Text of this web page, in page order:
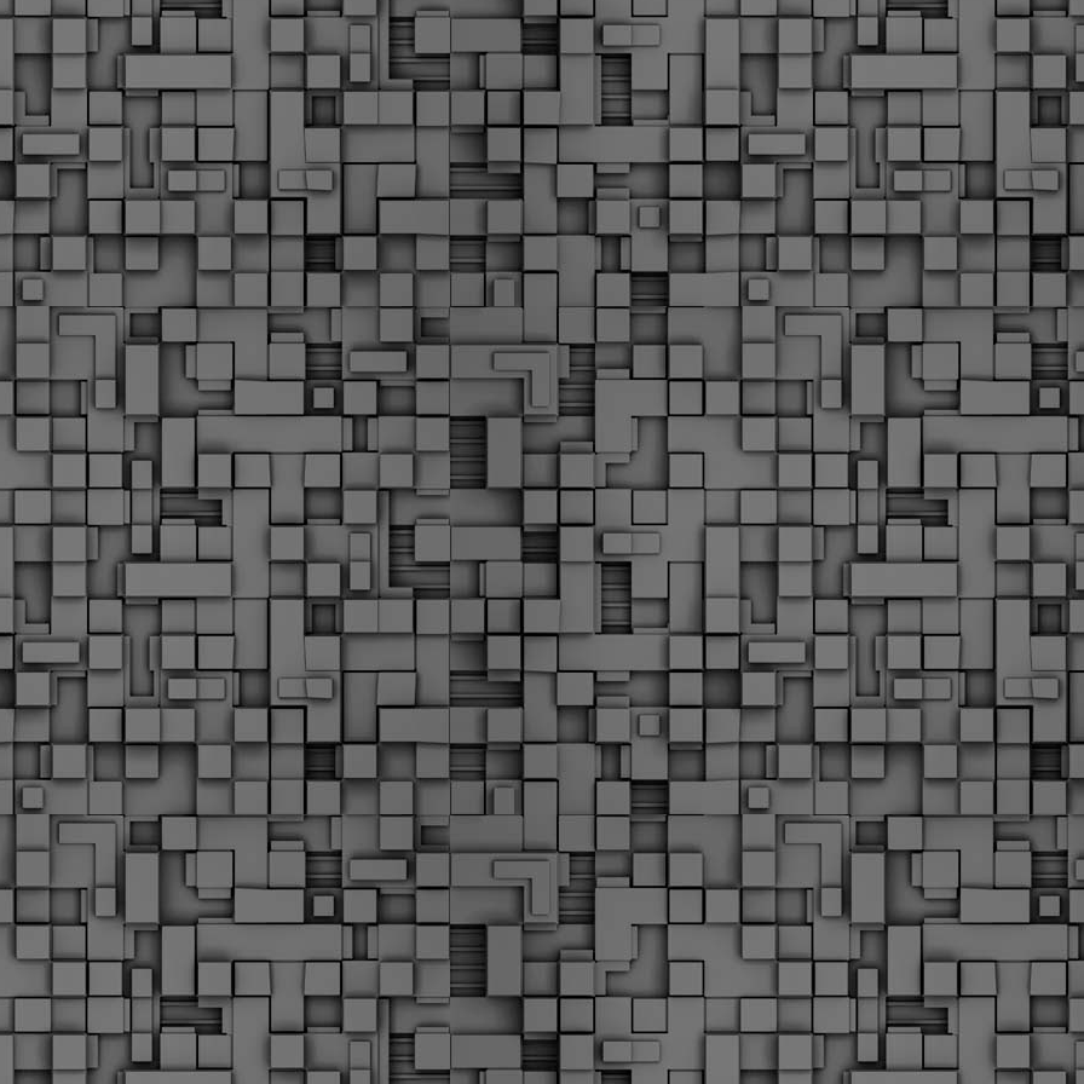
Μεγάλες μέρες ζει ο "οργανισμός" της Δημοτικής Αστυνομίας!
Να θυμίσουμε ότι κανονικές προσλήψεις στην Δημοτική
Αστυνομία έχουν να γίνουν από το 2010. Δεκαέξι ολόκληρα
χρόνια! Και βέβαια, ακόμη και με αυτές τις προσλήψεις, δεν
φτάνουμε ούτε τα 2/3 των Δημοτικών Αστυνομικών που
υπηρετούσαν το 2013 προ της κατάργησης της υπηρεσίας με
απόφαση του σημερινού πρωθυπουργού Κυριάκου Μητσοτάκη. Ας
είναι...
2
Δημοτική Αστυνομία Θεσσαλονίκης: Διμηνιαίος
απολογισμός ελέγχων τήρησης νομοθεσίας
Τον απολογισμό των δράσεων ελέγχου για τα ζώα συντροφιάς
κατά το δίμηνο Ιανουαρίου – Φεβρουαρίου 2026 παρουσιάζει η
Δημοτική Αστυνομία Θεσσαλονίκης, με στόχο την προστασία των
ζώων και την ομαλή συμβίωση στην πόλη.
FEB
18
ΣτΕ: Οριστική απόρριψη της επαναφοράς του 13ου
και 14ου μισθού για τους δημοσίους υπαλλήλους
Με την απόφαση αυτή, το ΣτΕ απορρίπτει οριστικά τις
αξιώσεις των δημοσίων υπαλλήλων για επαναφορά των
δώρων, επικυρώνοντας την τρέχουσα κατάσταση παρά τις
αντιδράσεις της ΑΔΕΔΥ
Το ΣτΕ απέρριψε οριστικά την προσφυγή της ΑΔΕΔΥ και ενός
εκπαιδευτικού για την επαναφορά των δώρων Χριστουγέννων,
Πάσχα και θερινής άδειας (13ος και 14ος μισθός) στους
εργαζόμενους του δημόσιου τομέα, κλείνοντας μια μακρά
διαμάχη δεκαετιών που αφορούσε τις μνημονιακές περικοπές.
Γνωστοποίηση έκδοσης οριστικών αποτελεσμάτων –
Παροχή οδηγιών.
► Δείτε/κατεβάστε την πολυαναμενόμενη εγκύκλιο του Υπ.
FEB
1
Με διαρροή 2 μέρες πριν την στάση εργασίας
ενημερώνει το ΣτΕ για την απόρριψη της επαναφοράς